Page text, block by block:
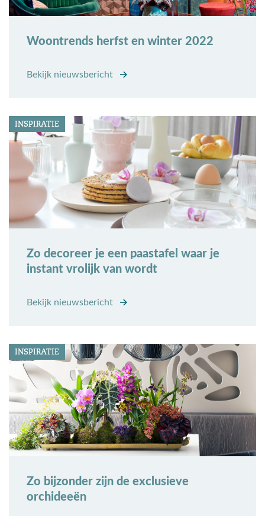
Woontrends herfst en winter 2022
Bekijk nieuwsbericht
INSPIRATIE
Zo decoreer je een paastafel waar je
instant vrolijk van wordt
Bekijk nieuwsbericht
INSPIRATIE
Zo bijzonder zijn de exclusieve
orchideeën